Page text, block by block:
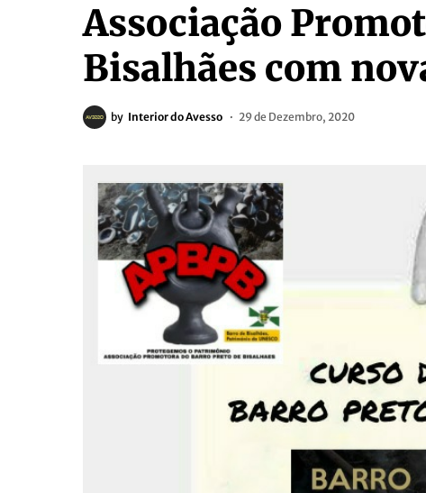
Associação
Bisalhães com
by Interior do Avesso 29 de Dezembro, 2020